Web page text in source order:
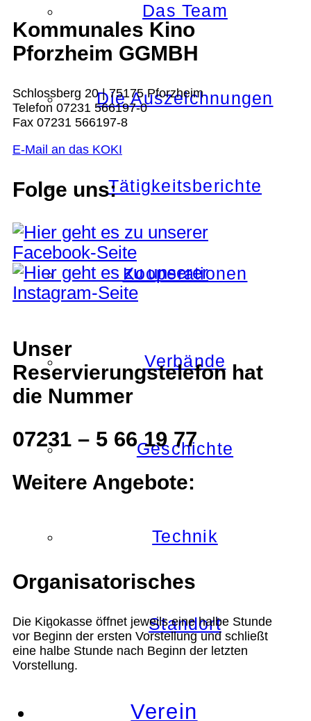
Das Team
Die Auszeichnungen
Tätigkeitsberichte
Kooperationen
Verbände
Geschichte
Technik
Standort
Verein
Kommunales Kino
Pforzheim GGMBH
Schlossberg 20 | 75175 Pforzheim
Telefon 07231 566197-0
Fax 07231 566197-8
E-Mail an das KOKI
Folge uns:
Unser
Reservierungstelefon hat
die Nummer
07231 – 5 66 19 77
Weitere Angebote:
Organisatorisches
Die Kinokasse öffnet jeweils eine halbe Stunde
vor Beginn der ersten Vorstellung und schließt
eine halbe Stunde nach Beginn der letzten
Vorstellung.